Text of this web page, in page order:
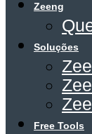
Zeeng
Soluções
Free Tools